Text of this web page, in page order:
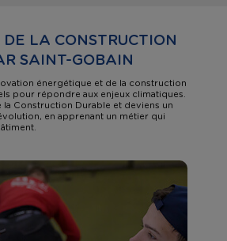
DE LA CONSTRUCTION
SAINT-GOBAIN
énergétique et de la construction
pour répondre aux enjeux climatiques.
la Construction Durable et deviens un
en apprenant un métier qui